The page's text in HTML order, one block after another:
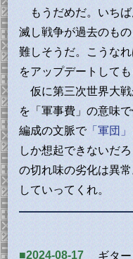
もうだめだ。いちば
滅し戦争が過去のも
難しそうだ。こうな
をアップデートしても
仮に第三次世界大戦
を「軍事費」の意味
編成の文脈で「軍団」
しか想起できないだ
の切れ味の劣化は異
していってくれ。
■2024-08-17 ギター